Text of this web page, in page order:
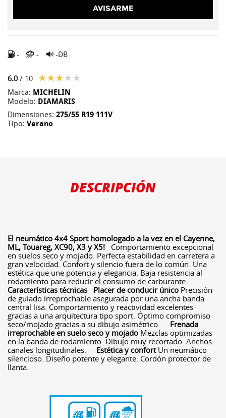
- - -DB
6.0/ 10
Marca: MICHELIN
Modelo: DIAMARIS
Dimensiones: 275/55 R19 111V
Tipo: Verano
DESCRIPCIÓN
El neumático 4x4 Sport homologado a la vez en el Cayenne,
ML, Touareg, XC90, X3 y X5!
Comportamiento excepcional
en suelos seco y mojado. Perfecta estabilidad en carretera a
gran velocidad. Confort y silencio fuera de lo común. Una
estética que une potencia y elegancia. Baja resistencia al
rodamiento para reducir el consumo de carburante.
Características técnicas
Placer de conducir único Precisión
de guiado irreprochable asegurada por una ancha banda
central lisa. Comportamiento y reactividad excelentes
gracias a una arquitectura tipo sport. Óptimo compromiso
seco/mojado gracias a su dibujo asimétrico. Frenada
irreprochable en suelo seco y mojado Mezclas optimizadas
en la banda de rodamiento. Dibujo muy recortado. Anchos
canales longitudinales. Estética y confortUn neumático
silencioso. Diseño potente y elegante. Cordón protector de
llanta.